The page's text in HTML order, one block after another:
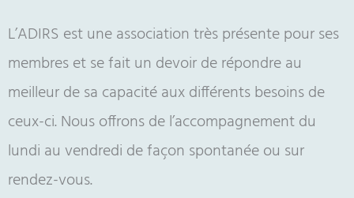
L’ADIRS est une association très présente pour ses
membres et se fait un devoir de répondre au
meilleur de sa capacité aux différents besoins de
ceux-ci. Nous offrons de l’accompagnement du
lundi au vendredi de façon spontanée ou sur
rendez-vous.